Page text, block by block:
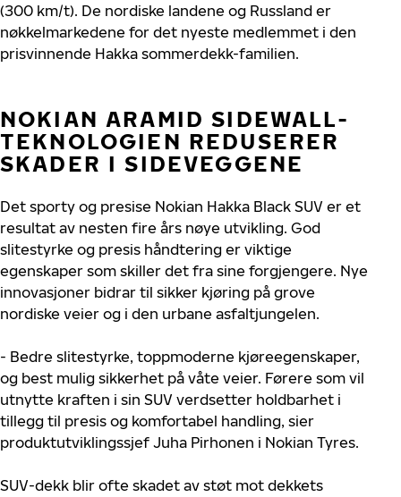
(300 km/t). De nordiske landene og Russland er
nøkkelmarkedene for det nyeste medlemmet i den
prisvinnende Hakka sommerdekk-familien.
NOKIAN ARAMID SIDEWALL-
TEKNOLOGIEN REDUSERER
SKADER I SIDEVEGGENE
Det sporty og presise Nokian Hakka Black SUV er et
resultat av nesten fire års nøye utvikling. God
slitestyrke og presis håndtering er viktige
egenskaper som skiller det fra sine forgjengere. Nye
innovasjoner bidrar til sikker kjøring på grove
nordiske veier og i den urbane asfaltjungelen.
- Bedre slitestyrke, toppmoderne kjøreegenskaper,
og best mulig sikkerhet på våte veier. Førere som vil
utnytte kraften i sin SUV verdsetter holdbarhet i
tillegg til presis og komfortabel handling, sier
produktutviklingssjef Juha Pirhonen i Nokian Tyres.
SUV-dekk blir ofte skadet av støt mot dekkets